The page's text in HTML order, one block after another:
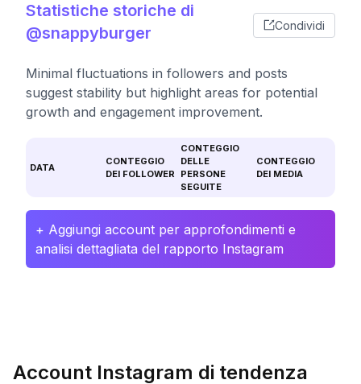
Statistiche storiche di
@snappyburger
Condividi
Minimal fluctuations in followers and posts
suggest stability but highlight areas for potential
growth and engagement improvement.
DATA
CONTEGGIO
DEI FOLLOWER
CONTEGGIO
DELLE
PERSONE
SEGUITE
CONTEGGIO
DEI MEDIA
+ Aggiungi account per approfondimenti e
analisi dettagliata del rapporto Instagram
Account Instagram di tendenza